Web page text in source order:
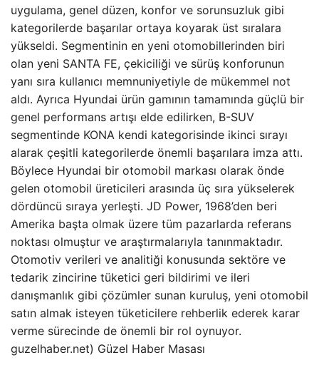
uygulama, genel düzen, konfor ve sorunsuzluk gibi
kategorilerde başarılar ortaya koyarak üst sıralara
yükseldi. Segmentinin en yeni otomobillerinden biri
olan yeni SANTA FE, çekiciliği ve sürüş konforunun
yanı sıra kullanıcı memnuniyetiyle de mükemmel not
aldı. Ayrıca Hyundai ürün gamının tamamında güçlü bir
genel performans artışı elde edilirken, B-SUV
segmentinde KONA kendi kategorisinde ikinci sırayı
alarak çeşitli kategorilerde önemli başarılara imza attı.
Böylece Hyundai bir otomobil markası olarak önde
gelen otomobil üreticileri arasında üç sıra yükselerek
dördüncü sıraya yerleşti. JD Power, 1968’den beri
Amerika başta olmak üzere tüm pazarlarda referans
noktası olmuştur ve araştırmalarıyla tanınmaktadır.
Otomotiv verileri ve analitiği konusunda sektöre ve
tedarik zincirine tüketici geri bildirimi ve ileri
danışmanlık gibi çözümler sunan kuruluş, yeni otomobil
satın almak isteyen tüketicilere rehberlik ederek karar
verme sürecinde de önemli bir rol oynuyor.
guzelhaber.net) Güzel Haber Masası